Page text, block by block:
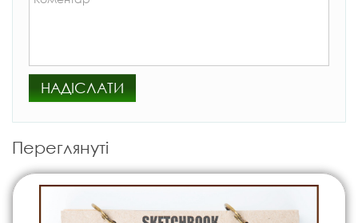
НАДІСЛАТИ
Переглянуті